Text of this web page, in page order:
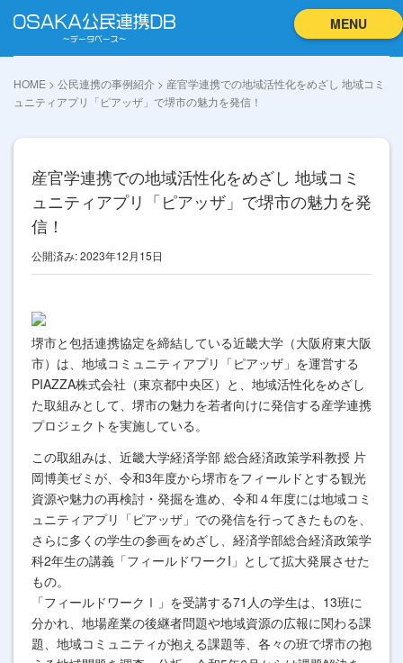
MENU
HOME > 公民連携の事例紹介 > 産官学連携での地域活性化をめざし 地域コミ
ュニティアプリ「ピアッザ」で堺市の魅力を発信！
産官学連携での地域活性化をめざし 地域コミ
ュニティアプリ「ピアッザ」で堺市の魅力を発
信！
公開済み: 2023年12月15日
堺市と包括連携協定を締結している近畿大学（大阪府東大阪
市）は、地域コミュニティアプリ「ピアッザ」を運営する
PIAZZA株式会社（東京都中央区）と、地域活性化をめざし
た取組みとして、堺市の魅⼒を若者向けに発信する産学連携
プロジェクトを実施している。
この取組みは、近畿⼤学経済学部 総合経済政策学科教授 ⽚
岡博美ゼミが、令和3年度から堺市をフィールドとする観光
資源や魅⼒の再検討・発掘を進め、令和４年度には地域コミ
ュニティアプリ「ピアッザ」での発信を⾏ってきたものを、
さらに多くの学⽣の参画をめざし、経済学部総合経済政策学
科2年⽣の講義「フィールドワークI」として拡⼤発展させた
もの。
「フィールドワークⅠ」を受講する71⼈の学⽣は、13班に
分かれ、地場産業の後継者問題や地域資源の広報に関わる課
題、地域コミュニティが抱える課題等、各々の班で堺市の抱